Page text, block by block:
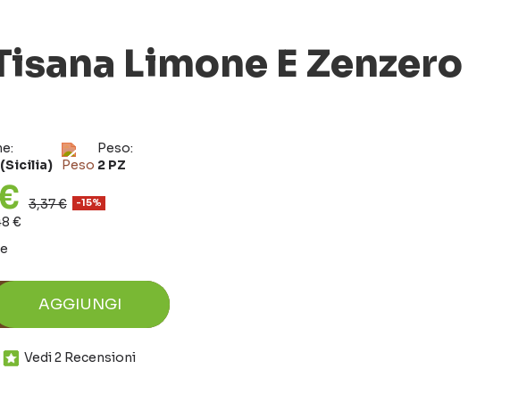
Limone E Zenzero
Peso:
2 PZ
3,37 € -15%
€
AGGIUNGI
Vedi 2 Recensioni